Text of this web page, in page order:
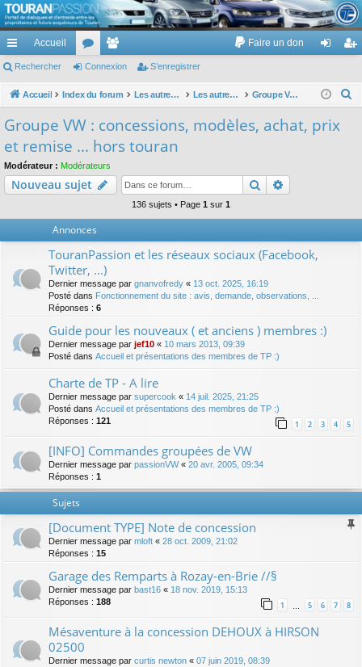
TouranPassion
Le forum des propriétaires ou futurs acquéreurs du Volkswagen Touran
cc
ès
de
Accueil
or
u
e
m
Faire un don
ne nr
Rechercher Connexion S’enregistrer
Accueil Index du forum Les autres voitures et ce qui touche à la voiture Les autres modèles du groupe VW Groupe VW : concessions, modèles, achat, prix et remise ... hors touran
h
Groupe VW : concessions, modèles, achat, prix
et remise ... hors touran
Modérateur : Modérateurs
Nouveau sujet Rechercher
136 sujets • Page 1 sur 1
Annonces
TouranPassion et les réseaux sociaux (Facebook,
Twitter, ...)
Dernier message par gnanvofredy « 13 oct. 2025, 16:19
Posté dans Fonctionnement du site : avis, demande, observations, ...
Réponses : 6
Guide pour les nouveaux ( et anciens ) membres :)
Dernier message par jef10 « 10 mars 2013, 09:39
Posté dans Accueil et présentations des membres de TP :)
Charte de TP - A lire
Dernier message par supercook « 14 juil. 2025, 21:25
Posté dans Accueil et présentations des membres de TP :)
Réponses : 121 1 2 3 4 5
[INFO] Commandes groupées de VW
Dernier message par passionVW« 20 avr. 2005, 09:34
Réponses : 1
Sujets
[Document TYPE] Note de concession
Dernier message par mloft « 28 oct. 2009, 21:02
Réponses : 15
Garage des Remparts à Rozay-en-Brie //§
Dernier message par bast16 « 18 nov. 2019, 15:13
Réponses : 188 1 … 5 6 7 8
Mésaventure à la concession DEHOUX à HIRSON
02500
Dernier message par curtis newton « 07 juin 2019, 08:39